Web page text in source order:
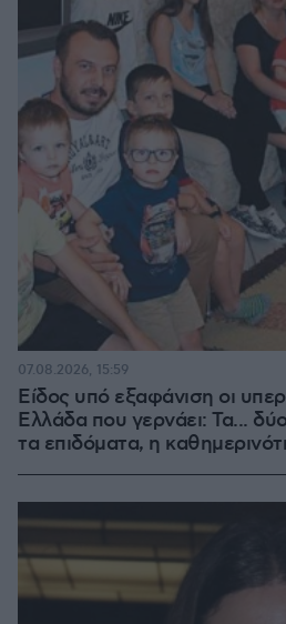
Είδος υπό εξαφάνιση οι
Ελλάδα που γερνάει: Τα...
τα επιδόματα, η
07.08.2026, 15:59